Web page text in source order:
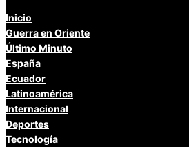
Inicio
Guerra en Oriente
Último Minuto
España
Ecuador
Latinoamérica
Internacional
Deportes
Tecnología